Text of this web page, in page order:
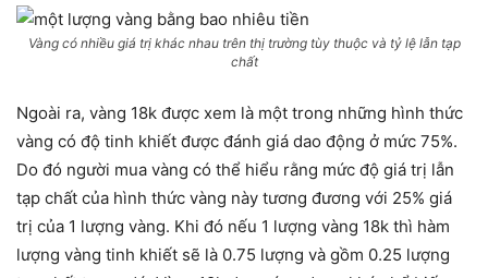
Vàng có nhiều giá trị khác nhau trên thị trường tùy thuộc và tỷ lệ lẫn tạp
chất
Ngoài ra, vàng 18k được xem là một trong những hình thức
vàng có độ tinh khiết được đánh giá dao động ở mức 75%.
Do đó người mua vàng có thể hiểu rằng mức độ giá trị lẫn
tạp chất của hình thức vàng này tương đương với 25% giá
trị của 1 lượng vàng. Khi đó nếu 1 lượng vàng 18k thì hàm
lượng vàng tinh khiết sẽ là 0.75 lượng và gồm 0.25 lượng